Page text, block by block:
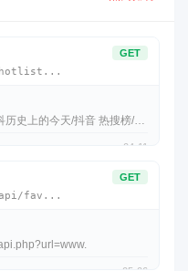
GET
hotlist...
史上的今天/抖音 热搜榜/哔
04-11
GET
fav...